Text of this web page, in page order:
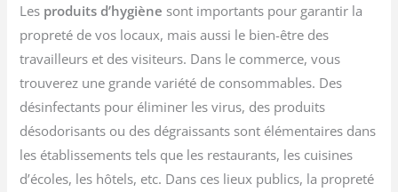
Les produits d’hygiène sont importants pour garantir la
propreté de vos locaux, mais aussi le bien-être des
travailleurs et des visiteurs. Dans le commerce, vous
trouverez une grande variété de consommables. Des
désinfectants pour éliminer les virus, des produits
désodorisants ou des dégraissants sont élémentaires dans
les établissements tels que les restaurants, les cuisines
d’écoles, les hôtels, etc. Dans ces lieux publics, la propreté